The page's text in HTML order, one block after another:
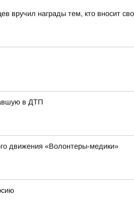
награды тем, кто вносит
в ДТП
движения «Волонтеры-медики»